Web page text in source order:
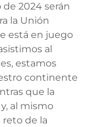
2024 serán
la Unión
está en juego
al
estamos
continente
que la
al mismo
de la